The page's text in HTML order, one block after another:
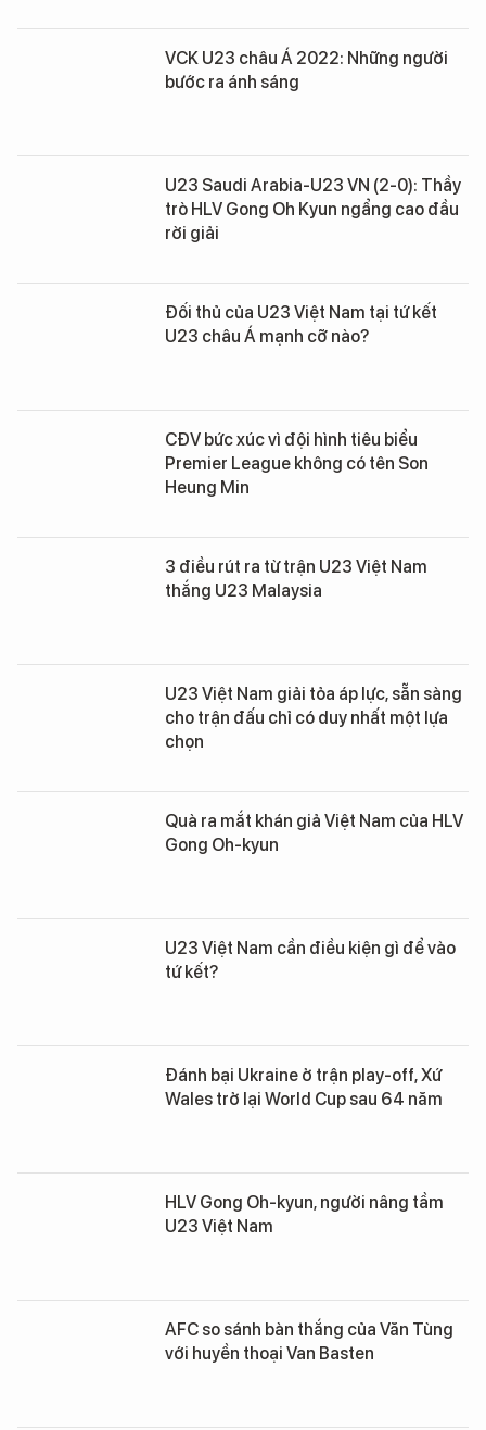
VCK U23 châu Á 2022: Những người
bước ra ánh sáng
U23 Saudi Arabia-U23 VN (2-0): Thầy
trò HLV Gong Oh Kyun ngẩng cao đầu
rời giải
Đối thủ của U23 Việt Nam tại tứ kết
U23 châu Á mạnh cỡ nào?
CĐV bức xúc vì đội hình tiêu biểu
Premier League không có tên Son
Heung Min
3 điều rút ra từ trận U23 Việt Nam
thắng U23 Malaysia
U23 Việt Nam giải tỏa áp lực, sẵn sàng
cho trận đấu chỉ có duy nhất một lựa
chọn
Quà ra mắt khán giả Việt Nam của HLV
Gong Oh-kyun
U23 Việt Nam cần điều kiện gì để vào
tứ kết?
Đánh bại Ukraine ở trận play-off, Xứ
Wales trở lại World Cup sau 64 năm
HLV Gong Oh-kyun, người nâng tầm
U23 Việt Nam
AFC so sánh bàn thắng của Văn Tùng
với huyền thoại Van Basten